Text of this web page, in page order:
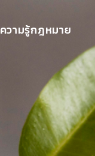
ความรู้กฎหมาย